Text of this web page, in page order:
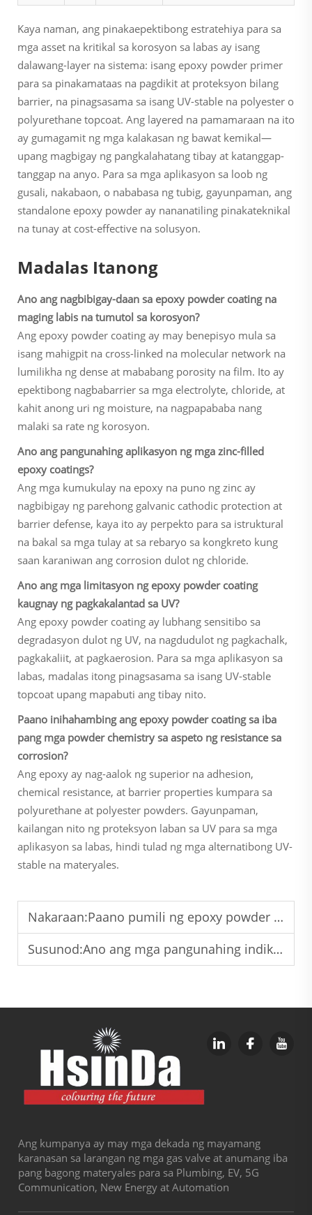
Kaya naman, ang pinakaepektibong estratehiya para sa
mga asset na kritikal sa korosyon sa labas ay isang
dalawang-layer na sistema: isang epoxy powder primer
para sa pinakamataas na pagdikit at proteksyon bilang
barrier, na pinagsasama sa isang UV-stable na polyester o
polyurethane topcoat. Ang layered na pamamaraan na ito
ay gumagamit ng mga kalakasan ng bawat kemikal—
upang magbigay ng pangkalahatang tibay at katanggap-
tanggap na anyo. Para sa mga aplikasyon sa loob ng
gusali, nakabaon, o nababasa ng tubig, gayunpaman, ang
standalone epoxy powder ay nananatiling pinakateknikal
na tunay at cost-effective na solusyon.
Madalas Itanong
Ano ang nagbibigay-daan sa epoxy powder coating na
maging labis na tumutol sa korosyon?
Ang epoxy powder coating ay may benepisyo mula sa
isang mahigpit na cross-linked na molecular network na
lumilikha ng dense at mababang porosity na film. Ito ay
epektibong nagbabarrier sa mga electrolyte, chloride, at
kahit anong uri ng moisture, na nagpapababa nang
malaki sa rate ng korosyon.
Ano ang pangunahing aplikasyon ng mga zinc-filled
epoxy coatings?
Ang mga kumukulay na epoxy na puno ng zinc ay
nagbibigay ng parehong galvanic cathodic protection at
barrier defense, kaya ito ay perpekto para sa istruktural
na bakal sa mga tulay at sa rebaryo sa kongkreto kung
saan karaniwan ang corrosion dulot ng chloride.
Ano ang mga limitasyon ng epoxy powder coating
kaugnay ng pagkakalantad sa UV?
Ang epoxy powder coating ay lubhang sensitibo sa
degradasyon dulot ng UV, na nagdudulot ng pagkachalk,
pagkakaliit, at pagkaerosion. Para sa mga aplikasyon sa
labas, madalas itong pinagsasama sa isang UV-stable
topcoat upang mapabuti ang tibay nito.
Paano inihahambing ang epoxy powder coating sa iba
pang mga powder chemistry sa aspeto ng resistance sa
corrosion?
Ang epoxy ay nag-aalok ng superior na adhesion,
chemical resistance, at barrier properties kumpara sa
polyurethane at polyester powders. Gayunpaman,
kailangan nito ng proteksyon laban sa UV para sa mga
aplikasyon sa labas, hindi tulad ng mga alternatibong UV-
stable na materyales.
Nakaraan:Paano pumili ng epoxy powder coating para sa proteksyon ng mga kagamitang pang-industriya na may mataas na karga
Susunod:Ano ang mga pangunahing indikador ng performance ng mataas na kalidad na epoxy powder coating?
Ang kumpanya ay may mga dekada ng mayamang
karanasan sa larangan ng mga gas valve at anumang iba
pang bagong materyales para sa Plumbing, EV, 5G
Communication, New Energy at Automation